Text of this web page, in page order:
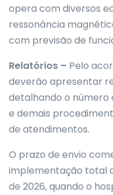
opera com diversos
ressonância
com previsão de
Relatórios – Pelo
deverão apresentar
detalhando o número
e demais
de atendimentos.
O prazo de envio
implementação total
de 2026, quando o